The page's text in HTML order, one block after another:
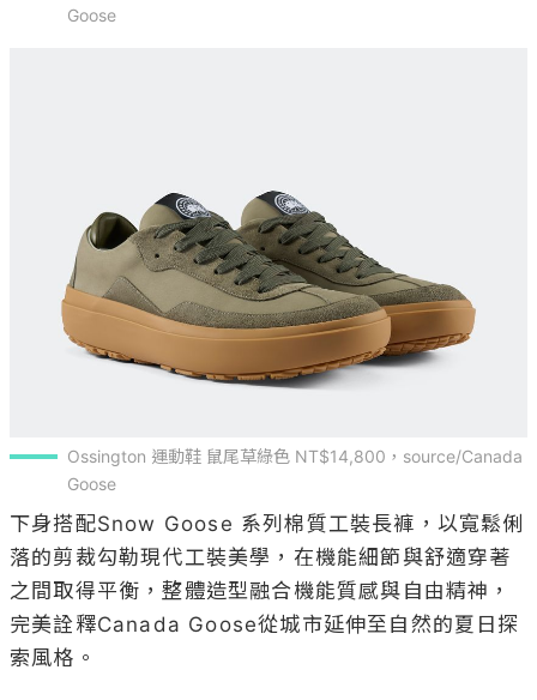
Goose
Ossington 運動鞋 鼠尾草綠色 NT$14,800，source/Canada
Goose
下身搭配Snow Goose 系列棉質工裝長褲，以寬鬆俐
落的剪裁勾勒現代工裝美學，在機能細節與舒適穿著
之間取得平衡，整體造型融合機能質感與自由精神，
完美詮釋Canada Goose從城市延伸至自然的夏日探
索風格。